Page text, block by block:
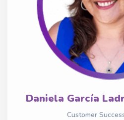
Daniela García
Customer